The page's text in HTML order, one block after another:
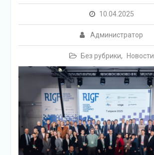
10.04.2025
Администратор
Без рубрики, Новости